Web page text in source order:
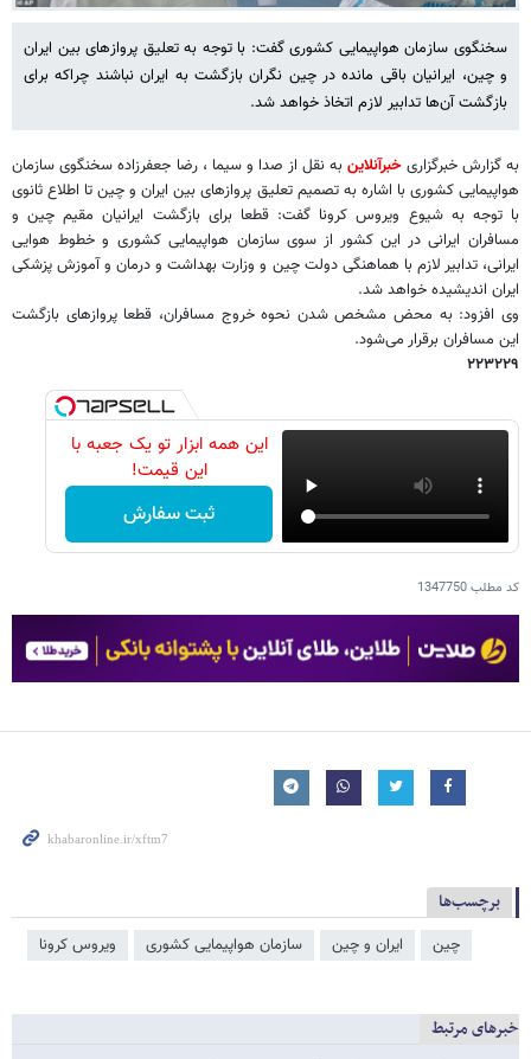
سخنگوی سازمان هواپیمایی کشوری گفت: با توجه به تعلیق پروازهای بین ایران
و چین، ایرانیان باقی مانده در چین نگران بازگشت به ایران نباشند چراکه برای
بازگشت آن‌ها تدابیر لازم اتخاذ خواهد شد.
به گزارش خبرگزاریخبرآنلاینبه نقل از صدا و سیما ، رضا جعفرزاده سخنگوی سازمان
هواپیمایی کشوری با اشاره به تصمیم تعلیق پروازهای بین ایران و چین تا اطلاع ثانوی
با توجه به شیوع ویروس کرونا گفت: قطعا برای بازگشت ایرانیان مقیم چین و
مسافران ایرانی در این کشور از سوی سازمان هواپیمایی کشوری و خطوط هوایی
ایرانی، تدابیر لازم با هماهنگی دولت چین و وزارت بهداشت و درمان و آموزش پزشکی
ایران اندیشیده خواهد شد.
وی افزود: به محض مشخص شدن نحوه خروج مسافران، قطعا پروازهای بازگشت
این مسافران برقرار می‌شود.
۲۲۳۲۲۹
این همه ابزار تو یک جعبه با
این قیمت!
ثبت سفارش
کد مطلب1347750
برچسب‌ها
چین ایران و چین سازمان هواپیمایی کشوری ویروس کرونا
خبرهای مرتبط